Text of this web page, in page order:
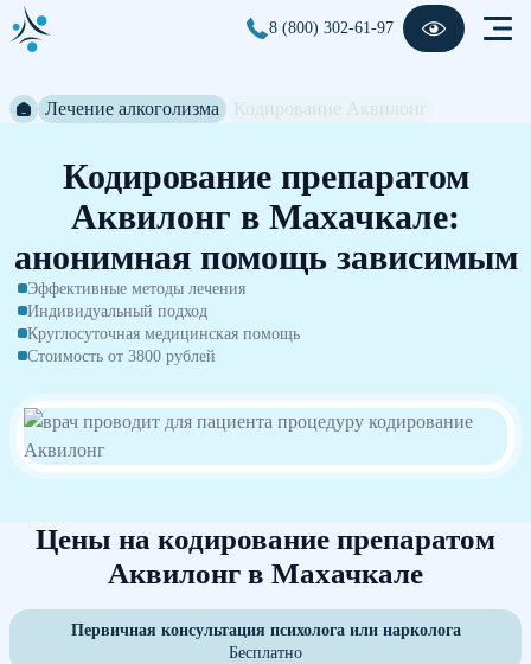
8 (800) 302-61-97
Лечение алкоголизма
Кодирование препаратом
Аквилонг в Махачкале:
анонимная помощь зависимым
Эффективные методы лечения
Индивидуальный подход
Круглосуточная медицинская помощь
Стоимость от 3800 рублей
Цены на кодирование препаратом
Аквилонг в Махачкале
Первичная консультация психолога или нарколога
Бесплатно